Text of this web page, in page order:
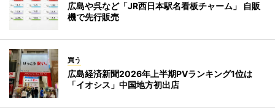
広島や呉など「JR西日本駅名看板チャーム」 自販
機で先行販売
買う
広島経済新聞2026年上半期PVランキング1位は
「イオシス」中国地方初出店